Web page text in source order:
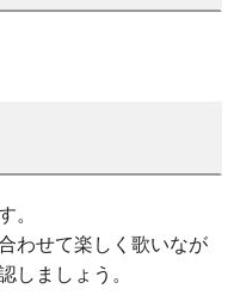
。
わせて楽しく歌いなが
しましょう。